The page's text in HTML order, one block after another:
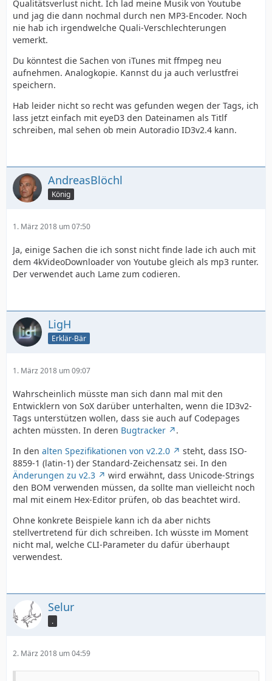
Qualitätsverlust nicht. Ich lad meine Musik von Youtube
und jag die dann nochmal durch nen MP3-Encoder. Noch
nie hab ich irgendwelche Quali-Verschlechterungen
vemerkt.
Du könntest die Sachen von iTunes mit ffmpeg neu
aufnehmen. Analogkopie. Kannst du ja auch verlustfrei
speichern.
Hab leider nicht so recht was gefunden wegen der Tags, ich
lass jetzt einfach mit eyeD3 den Dateinamen als Titlf
schreiben, mal sehen ob mein Autoradio ID3v2.4 kann.
AndreasBlöchl
König
1. März 2018 um 07:50
Ja, einige Sachen die ich sonst nicht finde lade ich auch mit
dem 4kVideoDownloader von Youtube gleich als mp3 runter.
Der verwendet auch Lame zum codieren.
LigH
Erklär-Bär
1. März 2018 um 09:07
Wahrscheinlich müsste man sich dann mal mit den
Entwicklern von SoX darüber unterhalten, wenn die ID3v2-
Tags unterstützen wollen, dass sie auch auf Codepages
achten müssten. In deren Bugtracker
.
In den alten Spezifikationen von v2.2.0
steht, dass ISO-
8859-1 (latin-1) der Standard-Zeichensatz sei. In den
Änderungen zu v2.3
wird erwähnt, dass Unicode-Strings
den BOM verwenden müssen, da sollte man vielleicht noch
mal mit einem Hex-Editor prüfen, ob das beachtet wird.
Ohne konkrete Beispiele kann ich da aber nichts
stellvertretend für dich schreiben. Ich wüsste im Moment
nicht mal, welche CLI-Parameter du dafür überhaupt
verwendest.
Selur
.
2. März 2018 um 04:59